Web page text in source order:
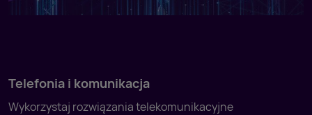
Telefonia i komunikacja
Wykorzystaj rozwiązania telekomunikacyjne